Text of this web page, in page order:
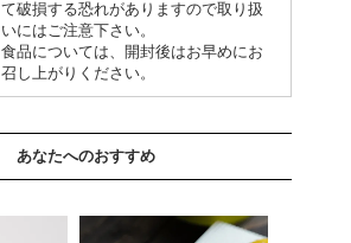
て破損する恐れがありますので取り扱
いにはご注意下さい。
食品については、開封後はお早めにお
召し上がりください。
あなたへのおすすめ